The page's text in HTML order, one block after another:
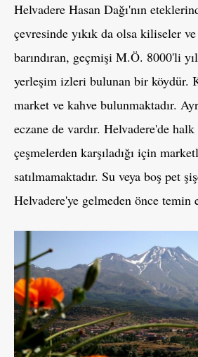
Helvadere Hasan Dağı'nın
çevresinde yıkık da olsa kiliseler
barındıran, geçmişi M.Ö. 8000'li
yerleşim izleri bulunan bir köydür.
market ve kahve bulunmaktadır.
eczane de vardır. Helvadere'de
çeşmelerden karşıladığı için
satılmamaktadır. Su veya boş pet
Helvadere'ye gelmeden önce temin